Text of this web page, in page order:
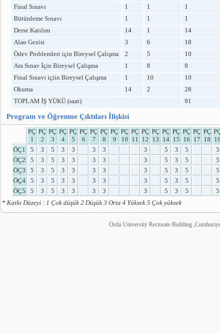
Final Sınavı
1 1
1
Bütünleme Sınavı
1 1
1
Derse Katılım
14 1
14
Alan Gezisi
3 6
18
Ödev Problemleri için Bireysel Çalışma
2 5
10
Ara Sınav İçin Bireysel Çalışma
1 8
8
Final Sınavı içiin Bireysel Çalışma
1 10
10
Okuma
14 2
28
TOPLAM İŞ YÜKÜ (saat)
91
Program ve Öğrenme Çıktıları İlişkisi
PÇ
1
PÇ
2
PÇ
3
PÇ
4
PÇ
5
PÇ
6
PÇ
7
PÇ
8
PÇ
9
PÇ
10
PÇ
11
PÇ
12
PÇ
13
PÇ
14
PÇ
15
PÇ
16
PÇ
17
PÇ
18
ÖÇ1
5 3 5 3 3 3 3 3 5 3 5
5
ÖÇ2
5 3 5 3 3 3 3 3 5 3 5
5
ÖÇ3
5 3 5 3 3 3 3 3 5 3 5
5
ÖÇ4
5 3 5 3 3 3 3 3 5 3 5
5
ÖÇ5
5 3 5 3 3 3 3 3 5 3 5
5
* Katkı Düzeyi : 1 Çok düşük 2 Düşük 3 Orta 4 Yüksek 5 Çok yüksek
Ordu University Rectorate Building